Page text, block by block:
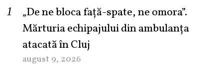
„De ne bloca față-spate, ne omora”.
Mărturia echipajului din ambulanța
atacată în Cluj
august 9, 2026